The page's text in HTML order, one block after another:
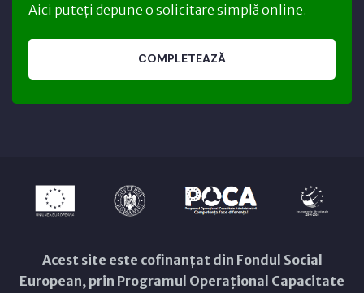
Aici puteți depune o solicitare simplă online.
COMPLETEAZĂ
Acest site este cofinanțat din Fondul Social
European, prin Programul Operațional Capacitate